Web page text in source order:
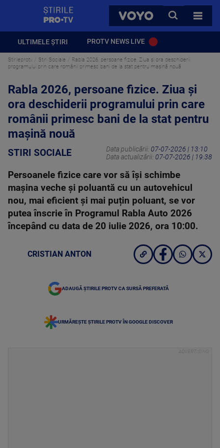
VOYO
CAUTA
TOATE
ULTIMELE ȘTIRI PROTV NEWS LIVE
Stirileprotv Stiri Sociale
Rabla 2026, persoane fizice. Ziua și ora deschiderii
programului prin care românii primesc bani de la stat pentru mașină nouă
Rabla 2026, persoane fizice. Ziua și
ora deschiderii programului prin care
românii primesc bani de la stat pentru
mașină nouă
STIRI SOCIALE Data publicării: 07-07-2026 | 13:10
Data actualizării: 07-07-2026 | 19:38
Persoanele fizice care vor să își schimbe
mașina veche și poluantă cu un autovehicul
nou, mai eficient și mai puțin poluant, se vor
putea înscrie în Programul Rabla Auto 2026
începând cu data de 20 iulie 2026, ora 10:00.
CRISTIAN ANTON
ADAUGĂ ȘTIRILE PROTV CA SURSĂ PREFERATĂ
URMĂREȘTE ȘTIRILE PROTV ÎN GOOGLE DISCOVER